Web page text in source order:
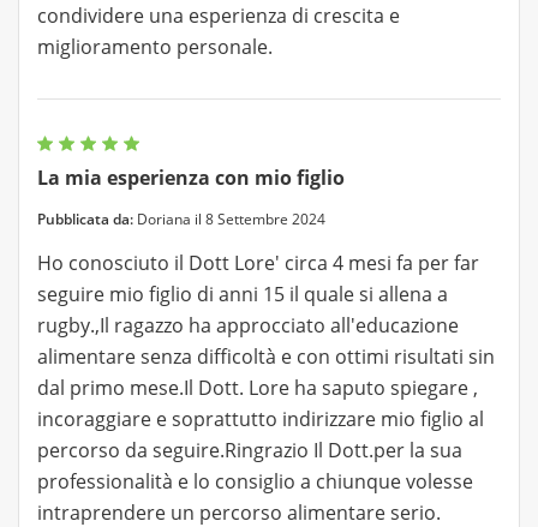
condividere una esperienza di crescita e
miglioramento personale.
La mia esperienza con mio figlio
Pubblicata da: Doriana il 8 Settembre 2024
Ho conosciuto il Dott Lore' circa 4 mesi fa per far
seguire mio figlio di anni 15 il quale si allena a
rugby.,Il ragazzo ha approcciato all'educazione
alimentare senza difficoltà e con ottimi risultati sin
dal primo mese.Il Dott. Lore ha saputo spiegare ,
incoraggiare e soprattutto indirizzare mio figlio al
percorso da seguire.Ringrazio Il Dott.per la sua
professionalità e lo consiglio a chiunque volesse
intraprendere un percorso alimentare serio.